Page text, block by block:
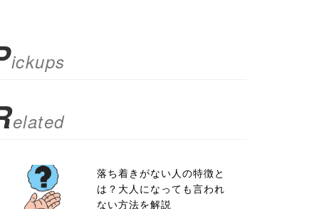
ickups
elated
落ち着きがない人の特徴と
は？大人になっても言われ
ない方法を解説